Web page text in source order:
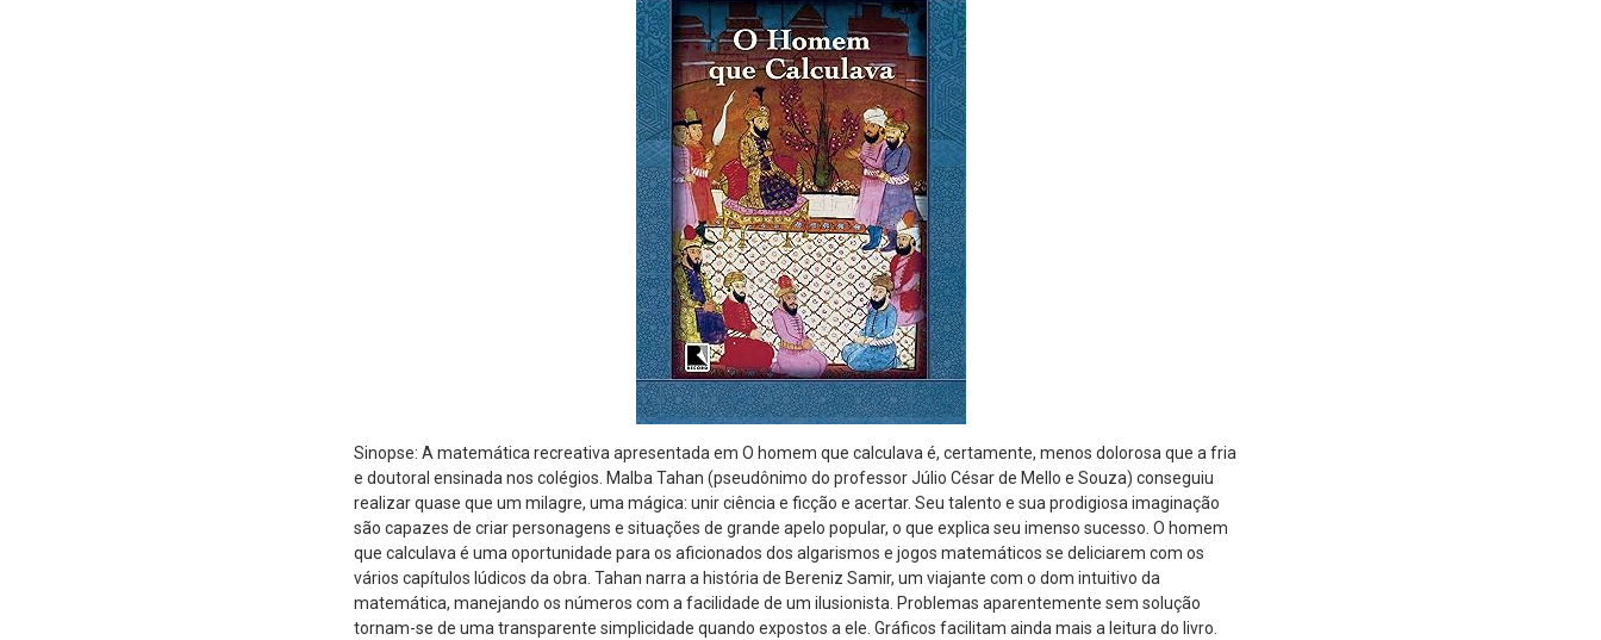
Sinopse: A matemática recreativa apresentada em O homem que calculava é, certamente, menos dolorosa que a fria
e doutoral ensinada nos colégios. Malba Tahan (pseudônimo do professor Júlio César de Mello e Souza) conseguiu
realizar quase que um milagre, uma mágica: unir ciência e ficção e acertar. Seu talento e sua prodigiosa imaginação
são capazes de criar personagens e situações de grande apelo popular, o que explica seu imenso sucesso. O homem
que calculava é uma oportunidade para os aficionados dos algarismos e jogos matemáticos se deliciarem com os
vários capítulos lúdicos da obra. Tahan narra a história de Bereniz Samir, um viajante com o dom intuitivo da
matemática, manejando os números com a facilidade de um ilusionista. Problemas aparentemente sem solução
tornam-se de uma transparente simplicidade quando expostos a ele. Gráficos facilitam ainda mais a leitura do livro.